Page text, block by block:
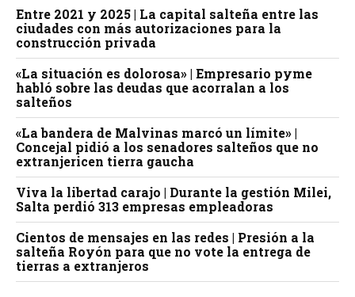
Entre 2021 y 2025 | La capital salteña entre las
ciudades con más autorizaciones para la
construcción privada
«La situación es dolorosa» | Empresario pyme
habló sobre las deudas que acorralan a los
salteños
«La bandera de Malvinas marcó un límite» |
Concejal pidió a los senadores salteños que no
extranjericen tierra gaucha
Viva la libertad carajo | Durante la gestión Milei,
Salta perdió 313 empresas empleadoras
Cientos de mensajes en las redes | Presión a la
salteña Royón para que no vote la entrega de
tierras a extranjeros